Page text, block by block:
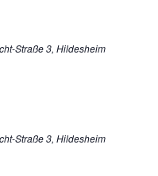
Straße 3, Hildesheim
Straße 3, Hildesheim